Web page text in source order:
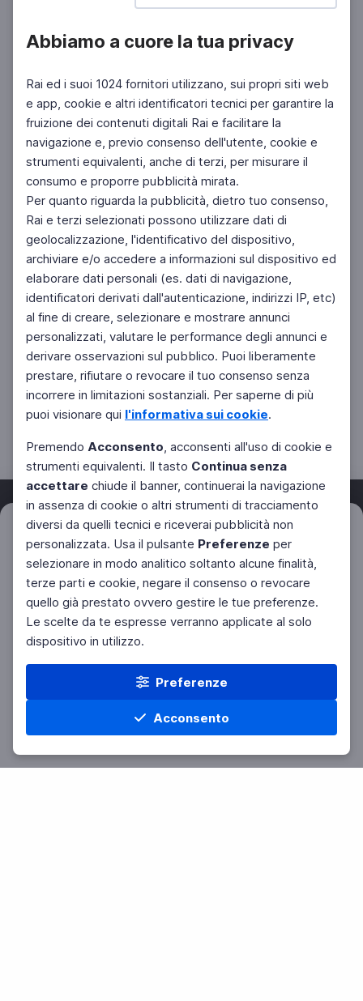
Abbiamo a cuore la tua privacy
Rai ed i suoi 1024 fornitori utilizzano, sui propri siti web
e app, cookie e altri identificatori tecnici per garantire la
fruizione dei contenuti digitali Rai e facilitare la
navigazione e, previo consenso dell'utente, cookie e
strumenti equivalenti, anche di terzi, per misurare il
consumo e proporre pubblicità mirata.
Per quanto riguarda la pubblicità, dietro tuo consenso,
Rai e terzi selezionati possono utilizzare dati di
geolocalizzazione, l'identificativo del dispositivo,
archiviare e/o accedere a informazioni sul dispositivo ed
elaborare dati personali (es. dati di navigazione,
identificatori derivati dall'autenticazione, indirizzi IP, etc)
al fine di creare, selezionare e mostrare annunci
personalizzati, valutare le performance degli annunci e
derivare osservazioni sul pubblico. Puoi liberamente
prestare, rifiutare o revocare il tuo consenso senza
incorrere in limitazioni sostanziali. Per saperne di più
puoi visionare qui l'informativa sui cookie.
Premendo Acconsento, acconsenti all'uso di cookie e
strumenti equivalenti. Il tasto Continua senza
accettare chiude il banner, continuerai la navigazione
in assenza di cookie o altri strumenti di tracciamento
diversi da quelli tecnici e riceverai pubblicità non
personalizzata. Usa il pulsante Preferenze per
selezionare in modo analitico soltanto alcune finalità,
terze parti e cookie, negare il consenso o revocare
quello già prestato ovvero gestire le tue preferenze.
Le scelte da te espresse verranno applicate al solo
dispositivo in utilizzo.
Preferenze
Acconsento
Home Materie Cerca Menu
Filtri Azzera
Facebook Twitter Instagram